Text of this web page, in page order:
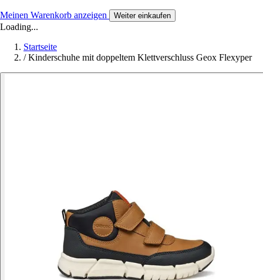
Meinen Warenkorb anzeigen Weiter einkaufen
Loading...
Startseite
/ Kinderschuhe mit doppeltem Klettverschluss Geox Flexyper